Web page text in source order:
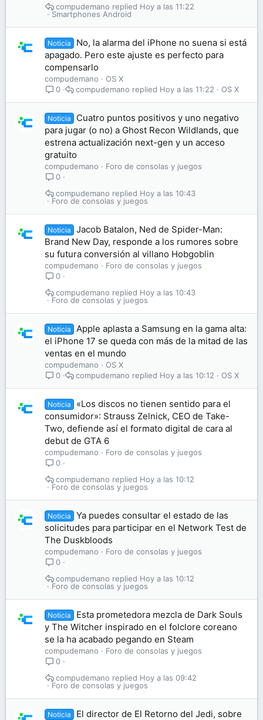
Smartphones Android
Hoy a las 11:22
compudemano
Noticia
No, la alarma del iPhone no suena si está
apagado. Pero este ajuste es perfecto para
compensarlo
compudemano
OS X
0
OS X
Hoy a las 11:22
compudemano
Noticia
Cuatro puntos positivos y uno negativo
para jugar (o no) a Ghost Recon Wildlands, que
estrena actualización next-gen y un acceso
gratuito
compudemano
Foro de consolas y juegos
0
Foro de consolas y juegos
Hoy a las 10:43
compudemano
Noticia
Jacob Batalon, Ned de Spider-Man:
Brand New Day, responde a los rumores sobre
su futura conversión al villano Hobgoblin
compudemano
Foro de consolas y juegos
0
Foro de consolas y juegos
Hoy a las 10:43
compudemano
Noticia
Apple aplasta a Samsung en la gama alta:
el iPhone 17 se queda con más de la mitad de las
ventas en el mundo
compudemano
OS X
0
OS X
Hoy a las 10:12
compudemano
Noticia
«Los discos no tienen sentido para el
consumidor»: Strauss Zelnick, CEO de Take-
Two, defiende así el formato digital de cara al
debut de GTA 6
compudemano
Foro de consolas y juegos
0
Foro de consolas y juegos
Hoy a las 10:12
compudemano
Noticia
Ya puedes consultar el estado de las
solicitudes para participar en el Network Test de
The Duskbloods
compudemano
Foro de consolas y juegos
0
Foro de consolas y juegos
Hoy a las 10:12
compudemano
Noticia
Esta prometedora mezcla de Dark Souls
y The Witcher inspirado en el folclore coreano
se la ha acabado pegando en Steam
compudemano
Foro de consolas y juegos
0
Foro de consolas y juegos
Hoy a las 09:42
compudemano
Noticia
El director de El Retorno del Jedi, sobre